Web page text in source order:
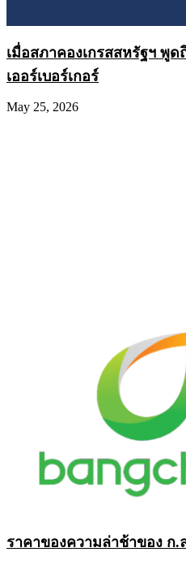
เมื่อสภาคองเกรสสหรัฐฯ พูด
เออร์เบอร์เกอร์
May 25, 2026
ราคาของความล่าช้าของ ก.